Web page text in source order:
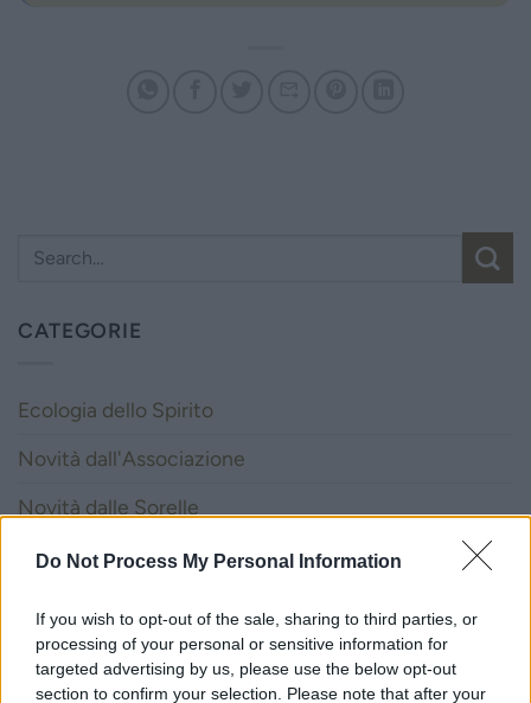
Do Not Process My Personal Information
If you wish to opt-out of the sale, sharing to third parties, or
processing of your personal or sensitive information for
targeted advertising by us, please use the below opt-out
section to confirm your selection. Please note that after your
CATEGORIE
Ecologia dello Spirito
Novità dall'Associazione
Novità dalle Sorelle
Parole e Vita
Vocazione